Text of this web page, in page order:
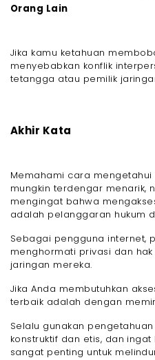
Orang Lain
Jika kamu ketahuan
menyebabkan konflik
tetangga atau pemilik
Akhir Kata
Memahami cara mengetahui
mungkin terdengar menarik,
mengingat bahwa
adalah pelanggaran hukum
Sebagai pengguna internet,
menghormati privasi dan
jaringan mereka.
Jika Anda membutuhkan
terbaik adalah dengan
Selalu gunakan
konstruktif dan etis, dan
sangat penting untuk